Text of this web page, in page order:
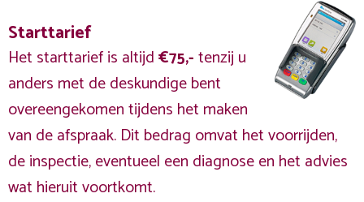
Starttarief
Het starttarief is altijd€75,-tenzij u
anders met de deskundige bent
overeengekomen tijdens het maken
van de afspraak. Dit bedrag omvat het voorrijden,
de inspectie, eventueel een diagnose en het advies
wat hieruit voortkomt.